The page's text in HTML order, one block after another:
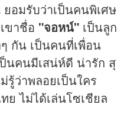
อมรับว่าเป็นคนพิเศษ
ขาชื่อ "จอหน์" เป็นลูก
กัน เป็นคนที่เพื่อน
นคนมีเสน่ห์ดี น่ารัก สุ
รู้ว่าพลอยเป็นใคร
ย ไม่ได้เล่นโซเชียล